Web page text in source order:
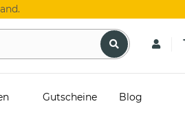
Gutscheine Blog